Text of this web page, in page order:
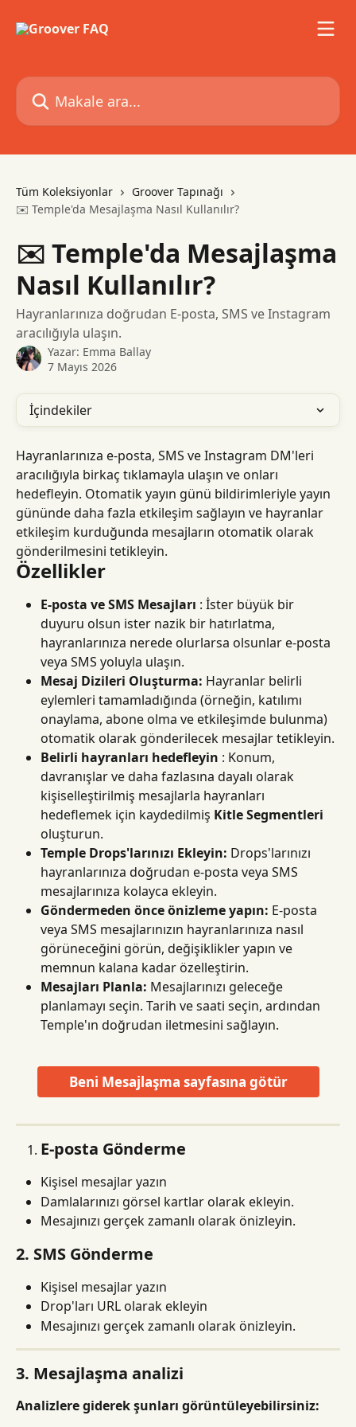
Makale ara...
Tüm Koleksiyonlar
Groover Tapınağı
✉️ Temple'da Mesajlaşma Nasıl Kullanılır?
✉️ Temple'da Mesajlaşma
Nasıl Kullanılır?
Hayranlarınıza doğrudan E-posta, SMS ve Instagram
aracılığıyla ulaşın.
Yazar: Emma Ballay
7 Mayıs 2026
İçindekiler
Hayranlarınıza e-posta, SMS ve Instagram DM'leri
aracılığıyla birkaç tıklamayla ulaşın ve onları
hedefleyin. Otomatik yayın günü bildirimleriyle yayın
gününde daha fazla etkileşim sağlayın ve hayranlar
etkileşim kurduğunda mesajların otomatik olarak
gönderilmesini tetikleyin.
Özellikler
E-posta ve SMS Mesajları : İster büyük bir
duyuru olsun ister nazik bir hatırlatma,
hayranlarınıza nerede olurlarsa olsunlar e-posta
veya SMS yoluyla ulaşın.
Mesaj Dizileri Oluşturma: Hayranlar belirli
eylemleri tamamladığında (örneğin, katılımı
onaylama, abone olma ve etkileşimde bulunma)
otomatik olarak gönderilecek mesajlar tetikleyin.
Belirli hayranları hedefleyin : Konum,
davranışlar ve daha fazlasına dayalı olarak
kişiselleştirilmiş mesajlarla hayranları
hedeflemek için kaydedilmiş Kitle Segmentleri
oluşturun.
Temple Drops'larınızı Ekleyin: Drops'larınızı
hayranlarınıza doğrudan e-posta veya SMS
mesajlarınıza kolayca ekleyin.
Göndermeden önce önizleme yapın: E-posta
veya SMS mesajlarınızın hayranlarınıza nasıl
görüneceğini görün, değişiklikler yapın ve
memnun kalana kadar özelleştirin.
Mesajları Planla: Mesajlarınızı geleceğe
planlamayı seçin. Tarih ve saati seçin, ardından
Temple'ın doğrudan iletmesini sağlayın.
Beni Mesajlaşma sayfasına götür
E-posta Gönderme
Kişisel mesajlar yazın
Damlalarınızı görsel kartlar olarak ekleyin.
Mesajınızı gerçek zamanlı olarak önizleyin.
2. SMS Gönderme
Kişisel mesajlar yazın
Drop'ları URL olarak ekleyin
Mesajınızı gerçek zamanlı olarak önizleyin.
3. Mesajlaşma analizi
Analizlere giderek şunları görüntüleyebilirsiniz: